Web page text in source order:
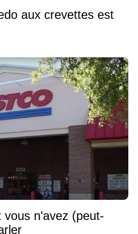
aux crevettes est
vous n'avez (peut-